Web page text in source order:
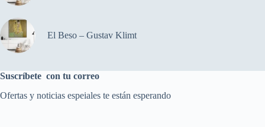
El Beso – Gustav Klimt
Suscríbete con tu correo
Ofertas y noticias espeiales te están esperando